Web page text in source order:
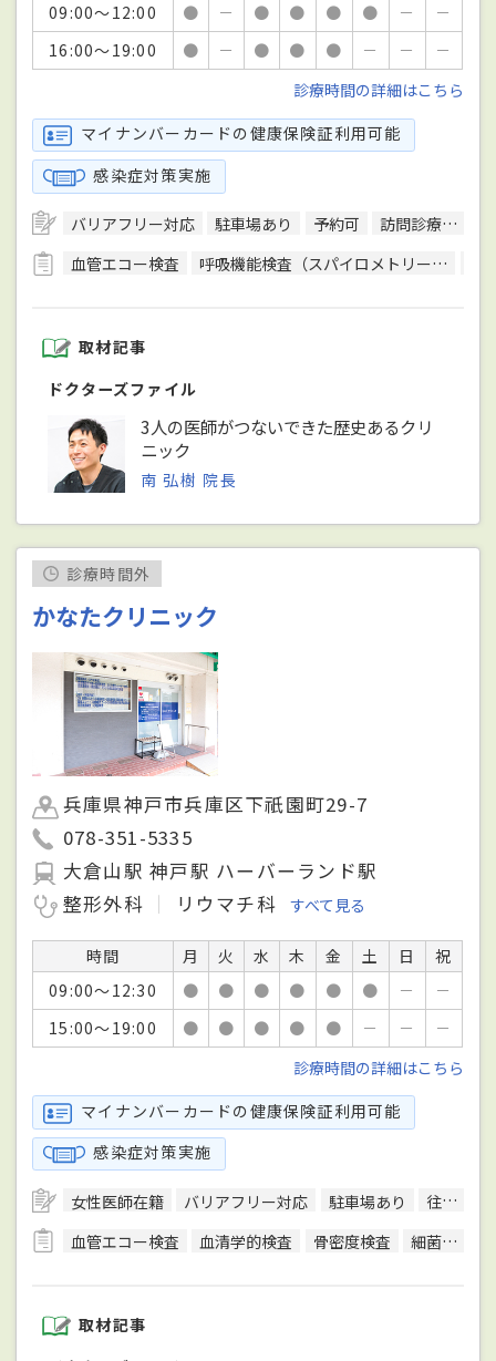
09:00～12:00
● － ● ● ● ● －
－
16:00～19:00
● － ● ● ● － －
－
診療時間の詳細はこちら
マイナンバーカードの健康保険証利用可能
感染症対策実施
バリアフリー対応 駐車場あり 予約可 訪問診療可
血管エコー検査
呼吸機能検査（スパイロメトリー）
取材記事
ドクターズファイル
3人の医師がつないできた歴史あるクリ
ニック
南 弘樹 院長
診療時間外
かなたクリニック
兵庫県神戸市兵庫区下祇園町29-7
078-351-5335
大倉山駅 神戸駅 ハーバーランド駅
整形外科
リウマチ科 すべて見る
時間 月 火 水 木 金 土 日
祝
09:00～12:30
● ● ● ● ● ● －
－
15:00～19:00
● ● ● ● ● － －
－
診療時間の詳細はこちら
マイナンバーカードの健康保険証利用可能
感染症対策実施
女性医師在籍 バリアフリー対応 駐車場あり 往診可
血管エコー検査
血清学的検査 骨密度検査 細菌検査
取材記事